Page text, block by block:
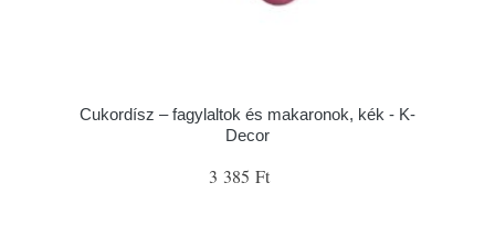
Cukordísz – fagylaltok és makaronok, kék - K-
Decor
3 385 Ft